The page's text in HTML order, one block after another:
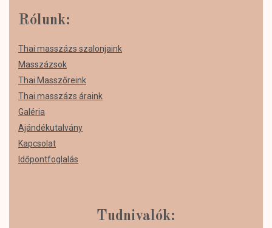
Rólunk:
Thai masszázs szalonjaink
Masszázsok
Thai Masszőreink
Thai masszázs áraink
Galéria
Ajándékutalvány
Kapcsolat
Időpontfoglalás
Tudnivalók: